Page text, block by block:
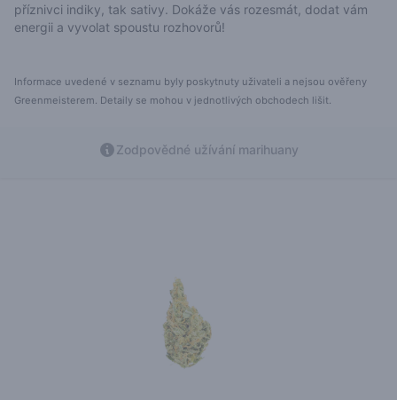
příznivci indiky, tak sativy. Dokáže vás rozesmát, dodat vám
energii a vyvolat spoustu rozhovorů!
Informace uvedené v seznamu byly poskytnuty uživateli a nejsou ověřeny
Greenmeisterem. Detaily se mohou v jednotlivých obchodech lišit.
Zodpovědné užívání marihuany